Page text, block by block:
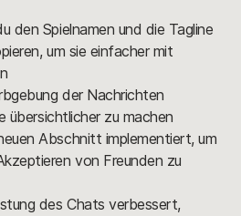
den Spielnamen und die Tagline
um sie einfacher mit
der Nachrichten
übersichtlicher zu machen
Abschnitt implementiert, um
von Freunden zu
des Chats verbessert,